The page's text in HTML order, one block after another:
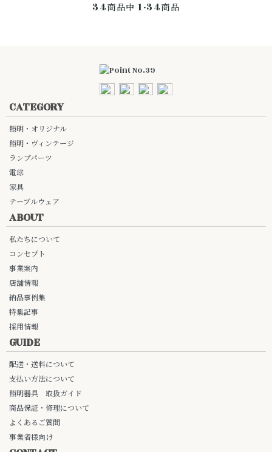
34商品中 1-34商品
CATEGORY
照明・オリジナル
照明・ヴィンテージ
ランプパーツ
電球
家具
テーブルウェア
ABOUT
私たちについて
コンセプト
事業案内
店舗情報
納品事例集
特集記事
採用情報
GUIDE
配送・送料について
支払い方法について
照明器具 取扱ガイド
商品保証・修理について
よくあるご質問
事業者様向け